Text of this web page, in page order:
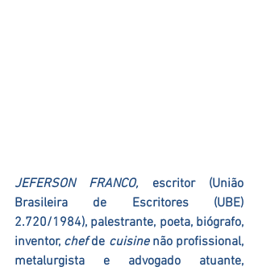
JEFERSON FRANCO, escritor (União
Brasileira de Escritores (UBE)
2.720/1984), palestrante, poeta, biógrafo,
inventor, chef de cuisine não profissional,
metalurgista e advogado atuante,